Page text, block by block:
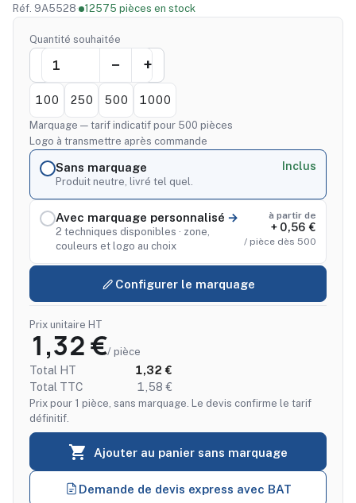
Réf. 9A5528· 12575 pièces en stock
Quantité souhaitée
100 250 500 1000
Marquage — tarif indicatif pour 500 pièces
Logo à transmettre après commande
Sans marquage
Produit neutre, livré tel quel.
Inclus
Avec marquage personnalisé
2 techniques disponibles · zone,
couleurs et logo au choix
à partir de
+ 0,56 €
/ pièce dès 500
Configurer le marquage
 Ajouter au panier sans marquage
Prix unitaire HT
1,32 €/ pièce
Total HT
1,32 €
Total TTC
1,58 €
Prix pour 1 pièce, sans marquage. Le devis confirme le tarif
définitif.
Demande de devis express avec BAT